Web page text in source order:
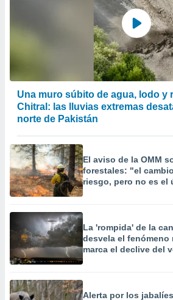
Una muro súbito de agua, lodo y
Chitral: las lluvias extremas
norte de Pakistán
El aviso de la OMM
forestales: "el
riesgo, pero no es el
La 'rompida' de la
desvela el
marca el declive del
Alerta por los